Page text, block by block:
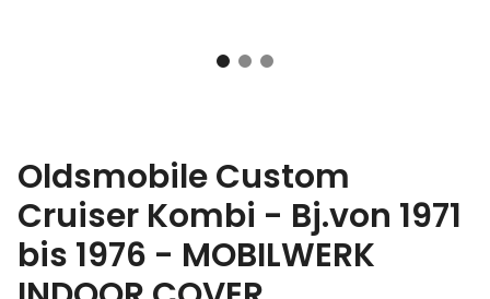
Oldsmobile Custom
Cruiser Kombi - Bj.von 1971
bis 1976 - MOBILWERK